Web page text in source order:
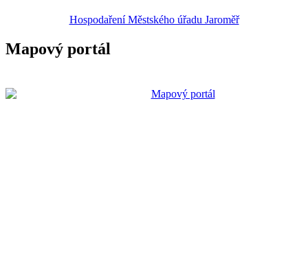
Hospodaření Městského úřadu Jaroměř
Mapový portál